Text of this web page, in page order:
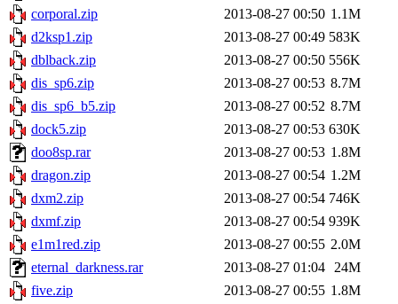
corporal.zip
2013-08-27 00:50 1.1M
d2ksp1.zip
2013-08-27 00:49 583K
dblback.zip
2013-08-27 00:50 556K
dis_sp6.zip
2013-08-27 00:53 8.7M
dis_sp6_b5.zip
2013-08-27 00:52 8.7M
dock5.zip
2013-08-27 00:53 630K
doo8sp.rar
2013-08-27 00:53 1.8M
dragon.zip
2013-08-27 00:54 1.2M
dxm2.zip
2013-08-27 00:54 746K
dxmf.zip
2013-08-27 00:54 939K
e1m1red.zip
2013-08-27 00:55 2.0M
eternal_darkness.rar
2013-08-27 01:04 24M
five.zip
2013-08-27 00:55 1.8M